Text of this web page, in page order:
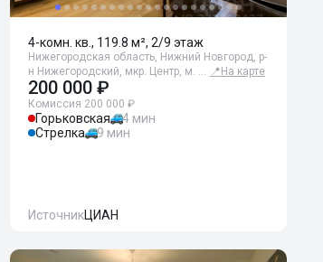
4-комн. кв., 119.8 м², 2/9 этаж
Нижегородская область, Нижний Новгород, р-
н Нижегородский, мкр. Центр, м. … 📍 На карте
200 000 ₽
Комиссия 200 000 ₽
Горьковская
4 мин
Стрелка
9 мин
ИсточникЦИАН